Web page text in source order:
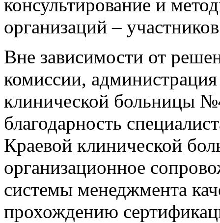
консультирование и
организаций –
Вне зависимости от
комиссии,
клинической больницы
благодарность
Краевой клинической
организационное
системы менеджмента
прохождению